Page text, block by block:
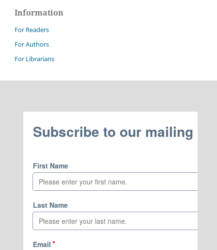
Information
For Readers
For Authors
For Librarians